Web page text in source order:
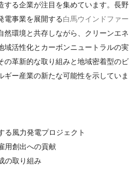
する企業が注目を集めています。長野
電事業を展開する白馬ウインドファー
然環境と共存しながら、クリーンエネ
域活性化とカーボンニュートラルの実
の革新的な取り組みと地域密着型のビ
ギー産業の新たな可能性を示していま
る風力発電プロジェクト
用創出への貢献
の取り組み